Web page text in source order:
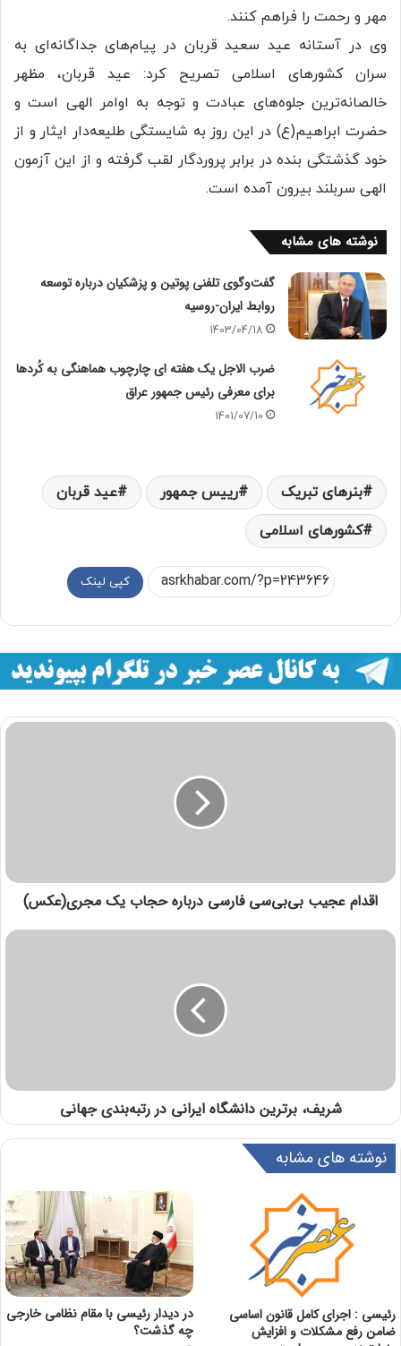
مهر و رحمت را فراهم کنند.
وی در آستانه عید سعید قربان در پیام‌های جداگانه‌ای به
سران کشورهای اسلامی تصریح کرد: عید قربان، مظهر
خالصانه‌ترین جلوه‌های عبادت و توجه به اوامر الهی است و
حضرت ابراهیم(ع) در این روز به شایستگی طلیعه‌دار ایثار و از
خود گذشتگی بنده در برابر پروردگار لقب گرفته و از این آزمون
الهی سربلند بیرون آمده است.
نوشته های مشابه
گفت‌وگوی تلفنی پوتین و پزشکیان درباره توسعه
روابط ایران-روسیه
1403/04/18
ضرب الاجل یک هفته ای چارچوب هماهنگی به کُردها
برای معرفی رئیس جمهور عراق
1401/07/10
بنرهای تبریک رییس جمهور
عید قربان
کشورهای اسلامی
کپی لینک
اقدام عجیب بی‌بی‌سی فارسی درباره حجاب یک مجری(عکس)
شریف، برترین دانشگاه ایرانی در رتبه‌بندی جهانی
نوشته های مشابه
رئیسی : اجرای کامل قانون اساسی
ضامن رفع مشکلات و افزایش
در دیدار رئیسی با مقام نظامی خارجی
چه گذشت؟